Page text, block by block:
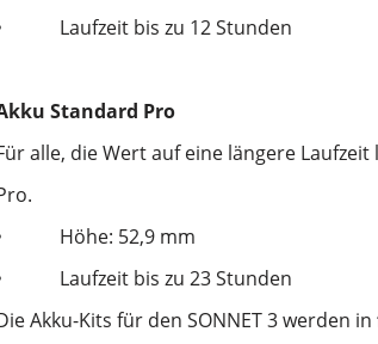
Laufzeit bis zu 12 Stunden
Standard Pro
alle, die Wert auf eine längere
Höhe: 52,9 mm
Laufzeit bis zu 23 Stunden
Akku-Kits für den SONNET 3 werden in